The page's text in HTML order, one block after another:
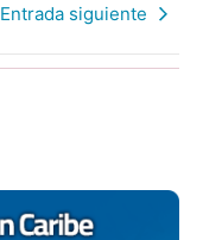
Entrada siguiente